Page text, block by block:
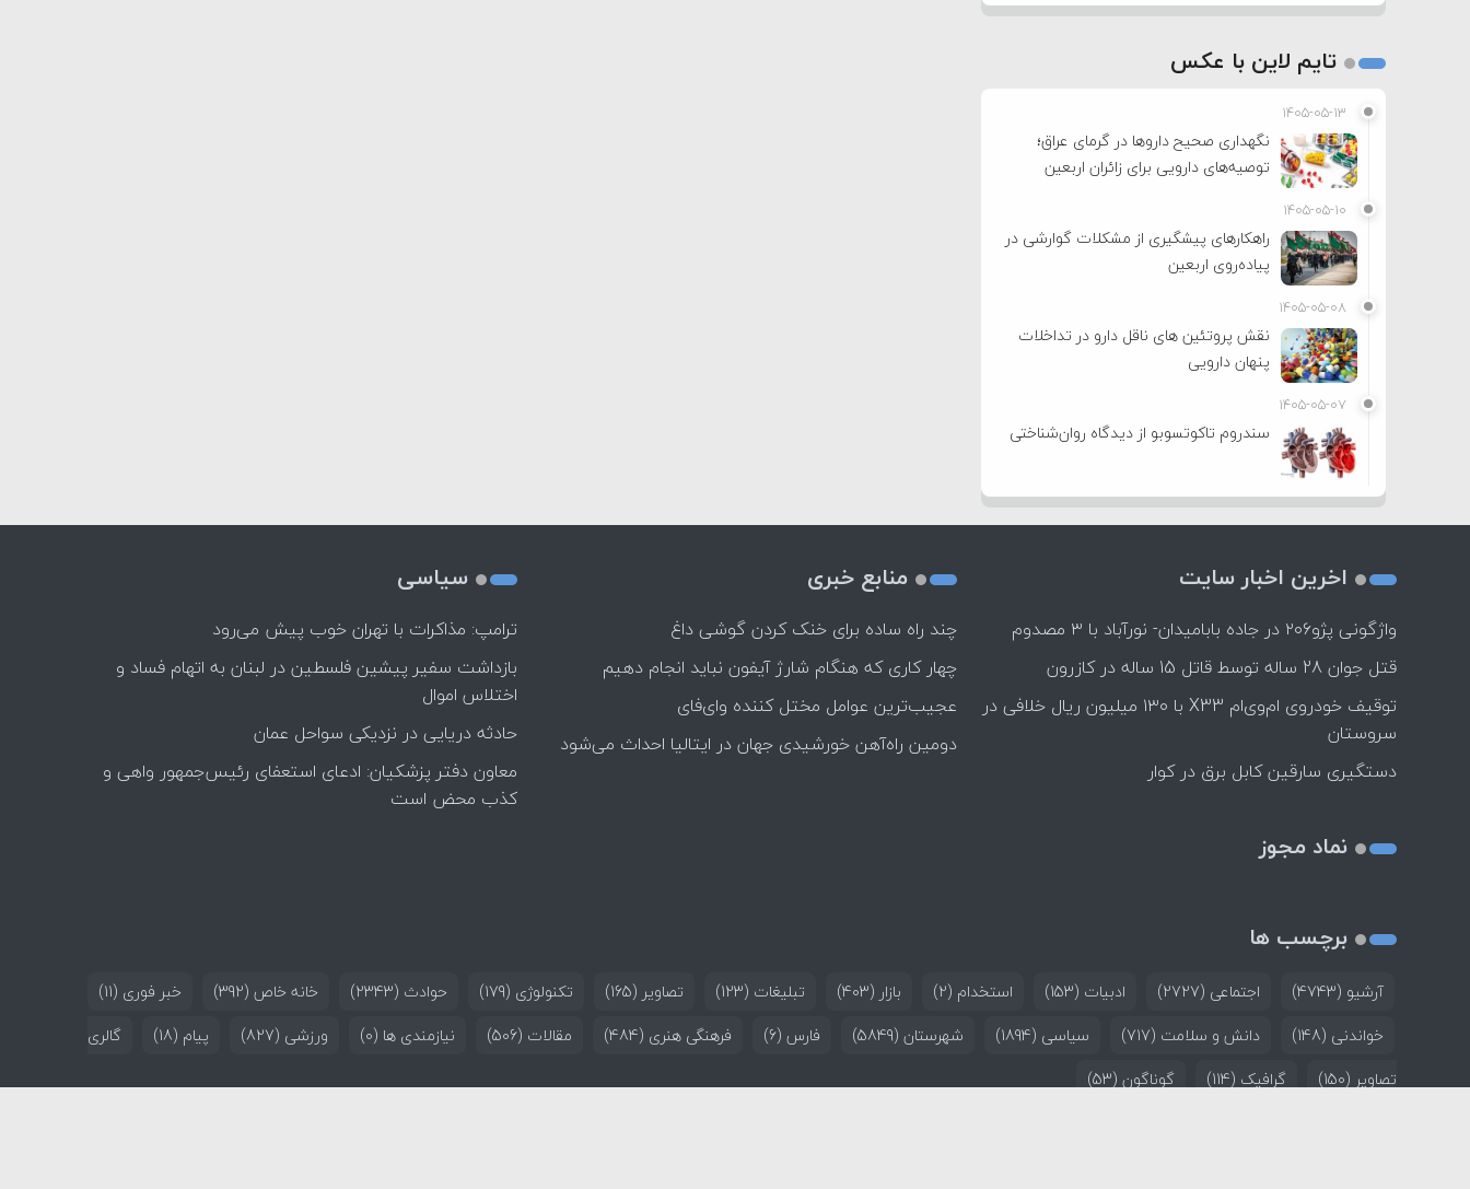
تایم لاین با عکس
۱۴۰۵-۰۵-۱۳
نگهداری صحیح داروها در گرمای عراق؛
توصیه‌های دارویی برای زائران اربعین
۱۴۰۵-۰۵-۱۰
راهکارهای پیشگیری از مشکلات گوارشی در
پیاده‌روی اربعین
۱۴۰۵-۰۵-۰۸
نقش پروتئین های ناقل دارو در تداخلات
پنهان دارویی
۱۴۰۵-۰۵-۰۷
سندروم تاکوتسوبو از دیدگاه روان‌شناختی
اخرین اخبار سایت
واژگونی پژو۲۰۶ در جاده بابامیدان- نورآباد با ۳ مصدوم
قتل جوان 28 ساله توسط قاتل 15 ساله در کازرون
توقیف خودروی ام‌وی‌ام X33 با ۱۳۰ میلیون ریال خلافی در
سروستان
دستگیری سارقین کابل برق در کوار
نماد مجوز
منابع خبری
چند راه‌ ساده برای خنک کردن گوشی داغ
چهار کاری که هنگام شارژ آیفون نباید انجام دهیم
عجیب‌ترین عوامل مختل کننده وای‌فای
دومین راه‌آهن خورشیدی جهان در ایتالیا احداث می‌شود
سیاسی
ترامپ: مذاکرات با تهران خوب پیش می‌رود
بازداشت سفیر پیشین فلسطین در لبنان به اتهام فساد و
اختلاس اموال
حادثه دریایی در نزدیکی سواحل عمان
معاون دفتر پزشکیان: ادعای استعفای رئیس‌جمهور واهی و
کذب محض است
برچسب ها
آرشیو (4743) اجتماعی (2727) ادبیات (153) استخدام (2) بازار (403) تبلیغات (123) تصاویر (165) تکنولوژی (179) حوادث (2343) خانه خاص (392) خبر فوری (11)
خواندنی (148) دانش و سلامت (717) سیاسی (1894) شهرستان (5849) فارس (6) فرهنگی هنری (484) مقالات (506) نیازمندی ها (0) ورزشی (827) پیام (18)
گالری
تصاویر (150) گرافیک (114) گوناگون (53)